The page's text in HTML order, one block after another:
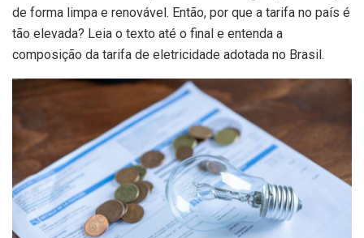
de forma limpa e renovável. Então, por que a tarifa no país é
tão elevada? Leia o texto até o final e entenda a
composição da tarifa de eletricidade adotada no Brasil.